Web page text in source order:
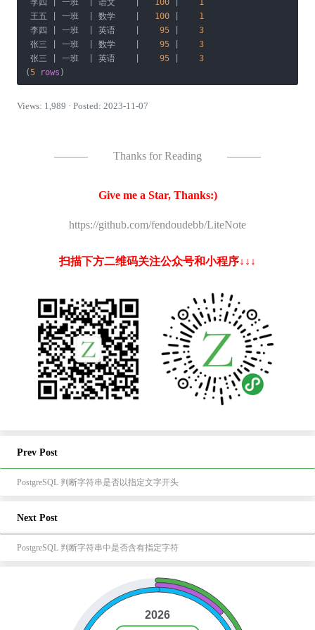
李四 一班 语文 100
1
王五
一班 数学 100
1
李四
一班 英语 95
3
张三
一班 数学 95
3
张三
一班 英语 95
3
(5 rows )
Views: 1,989 · Posted: 2023-11-07
——— Thanks for Reading ———
Give me a Star, Thanks:)
https://github.com/fendoudebb/LiteNote
扫描下方二维码关注公众号和小程序↓↓↓
Prev Post
PostgreSQL 判断字符串是否以指定文字开头
Next Post
PostgreSQL 判断字符串中是否含有指定字符